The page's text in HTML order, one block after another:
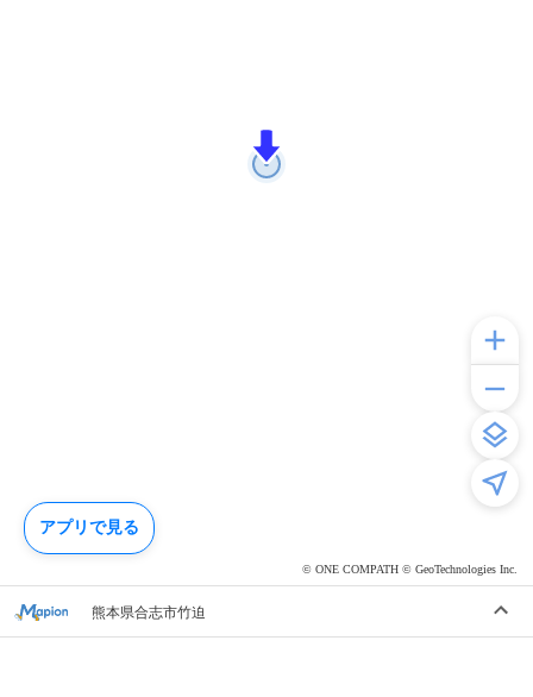
© ONE COMPATH © GeoTechnologies Inc.
熊本県合志市竹迫
アプリで見る